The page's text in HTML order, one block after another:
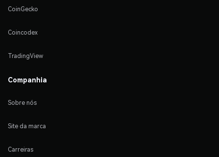
CoinGecko
Coincodex
TradingView
Companhia
Sobre nós
Site da marca
Carreiras